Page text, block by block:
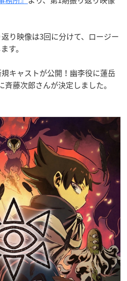
り映像は3回に分けて、ロージー
す。
キャストが公開！幽李役に蓮岳
藤次郎さんが決定しました。